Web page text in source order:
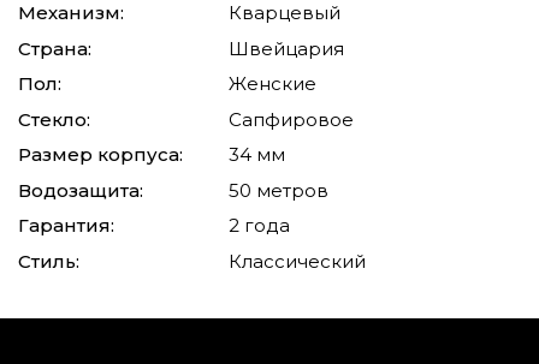
Механизм:
Кварцевый
Страна:
Швейцария
Пол:
Женские
Стекло:
Сапфировое
Размер корпуса:
34 мм
Водозащита:
50 метров
Гарантия:
2 года
Стиль:
Классический